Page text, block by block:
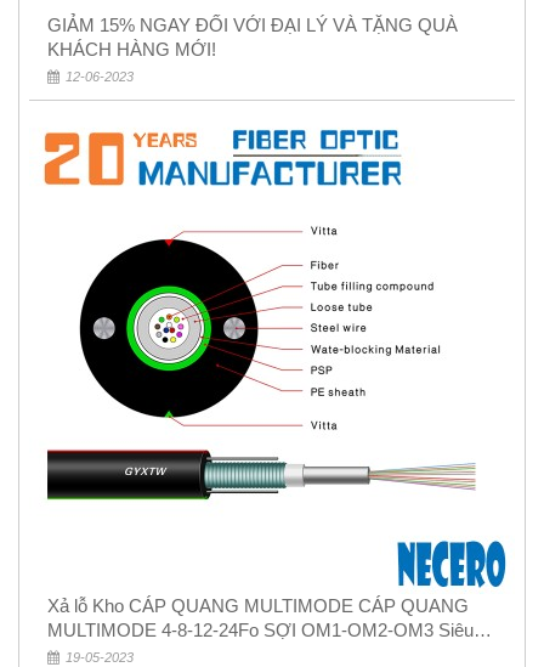
GIẢM 15% NGAY ĐỐI VỚI ĐẠI LÝ VÀ TẶNG QUÀ
KHÁCH HÀNG MỚI!
12-06-2023
Xả lỗ Kho CÁP QUANG MULTIMODE CÁP QUANG
MULTIMODE 4-8-12-24Fo SỢI OM1-OM2-OM3 Siêu
Rẻ 5k
19-05-2023